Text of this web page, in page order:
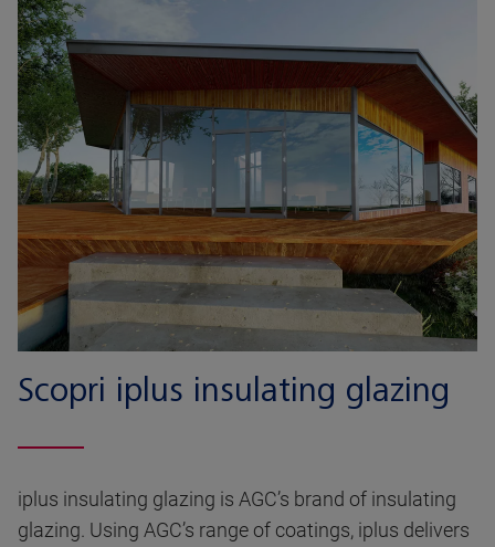
Scopri iplus insulating glazing
iplus insulating glazing is AGC’s brand of insulating
glazing. Using AGC’s range of coatings, iplus delivers